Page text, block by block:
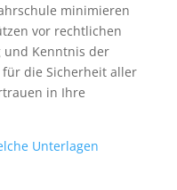
minimieren
vor rechtlichen
und Kenntnis der
für die Sicherheit aller
in Ihre
Unterlagen